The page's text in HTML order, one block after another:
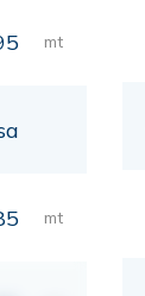
mt
mt